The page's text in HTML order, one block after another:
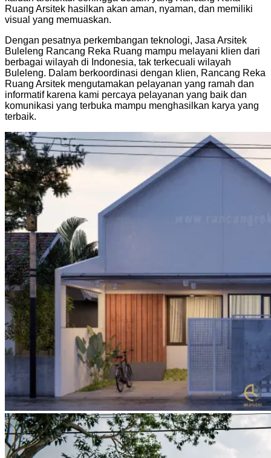
Ruang Arsitek hasilkan akan aman, nyaman, dan memiliki
visual yang memuaskan.
Dengan pesatnya perkembangan teknologi, Jasa Arsitek
Buleleng Rancang Reka Ruang mampu melayani klien dari
berbagai wilayah di Indonesia, tak terkecuali wilayah
Buleleng. Dalam berkoordinasi dengan klien, Rancang Reka
Ruang Arsitek mengutamakan pelayanan yang ramah dan
informatif karena kami percaya pelayanan yang baik dan
komunikasi yang terbuka mampu menghasilkan karya yang
terbaik.